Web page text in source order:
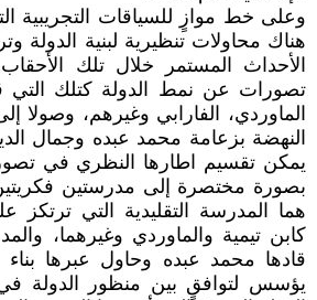
وعلى خط موازٍ للسياقات التجريبية
هناك محاولات تنظيرية لبنية الدولة
الأحداث المستمر خلال تلك
تصورات عن نمط الدولة كتلك التي
الماوردي، الفارابي وغيرهم، وصولا
النهضة بزعامة محمد عبده وجمال
يمكن تقسيم اطارها النظري في تصور
بصورة مختصرة إلى مدرستين فكريتين
هما المدرسة التقليدية التي ترتكز
كابن تيمية والماوردي وغيرهما،
قادها محمد عبده وحاول عبرها
يؤسس لتوافقٍ بين منظور الدولة في